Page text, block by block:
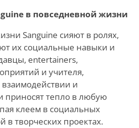
в повседневной жизни
Sanguine сияют в ролях,
их социальные навыки и
entertainers,
и учителя,
и
приносят тепло в любую
клеем в социальных
в творческих проектах.